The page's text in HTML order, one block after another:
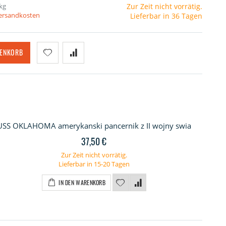
Zur Zeit nicht vorrätig.
Lieferbar in 36 Tagen
OKLAHOMA amerykanski pancernik z II wojny swia
37,50 €
Zur Zeit nicht vorrätig.
Lieferbar in 15-20 Tagen
IN DEN WARENKORB